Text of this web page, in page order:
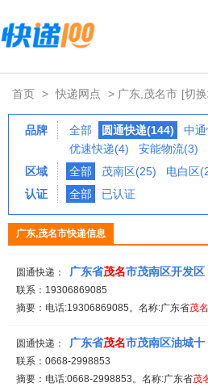
首页 > 快递网点 > 广东,茂名市 [切
品牌 全部 圆通快递(144) 中
优速快递(4)
安能物流(3)
区域
全部 茂南区(25) 电白区
认证
全部 已认证
广东,茂名市快递信息
圆通快递： 广东省茂名市茂南区开发区
联系：19306869085
摘要：电话:19306869085。名称:广东省茂名
圆通快递： 广东省茂名市茂南区油城十
联系：0668-2998853
摘要：电话:0668-2998853。名称:广东省茂